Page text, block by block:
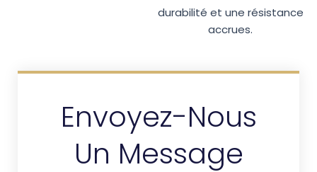
durabilité et une résistance
accrues.
Envoyez-Nous
Un Message